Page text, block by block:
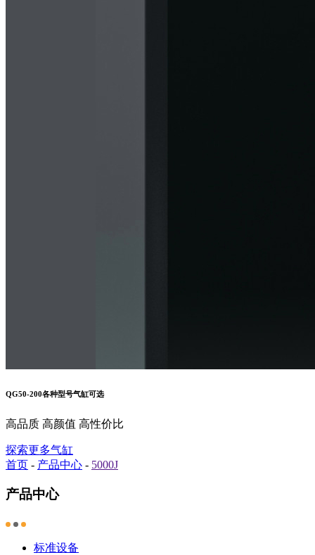
QG50-200各种型号气缸可选
高品质 高颜值 高性价比
探索更多气缸
首页 - 产品中心 - 5000J
产品中心
标准设备